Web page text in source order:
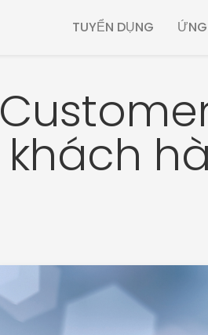
TUYỂN DỤNG
khách